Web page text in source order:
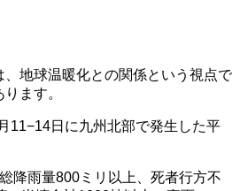
地球温暖化との関係という視点で
ます。
11−14日に九州北部で発生した平
降雨量800ミリ以上、死者行方不